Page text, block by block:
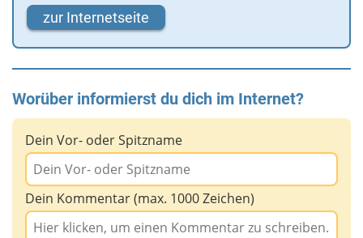
zur Internetseite
Worüber informierst du dich im Internet?
Dein Vor- oder Spitzname
Dein Kommentar (max. 1000 Zeichen)